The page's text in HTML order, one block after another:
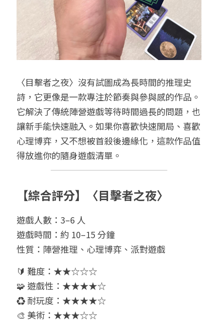
〈目擊者之夜〉沒有試圖成為長時間的推理史
詩，它更像是一款專注於節奏與參與感的作品。
它解決了傳統陣營遊戲等待時間過長的問題，也
讓新手能快速融入。如果你喜歡快速開局、喜歡
心理博弈，又不想被首殺後邊緣化，這款作品值
得放進你的隨身遊戲清單。
【綜合評分】 〈目擊者之夜〉
遊戲人數：3–6 人
遊戲時間：約 10–15 分鐘
性質：陣營推理、心理博弈、派對遊戲
🔰 難度：★★☆☆☆
🧩 遊戲性：★★★★☆
♻️ 耐玩度：★★★★☆
🎨 美術：★★★☆☆